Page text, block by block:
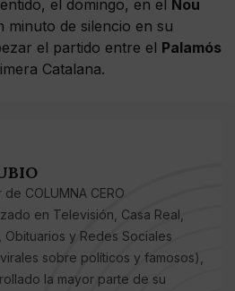
el domingo, en el Nou
minuto de silencio en su
el partido entre el Palamós
Catalana.
COLUMNA CERO
en Televisión, Casa Real,
Obituarios y Redes Sociales
sobre políticos y famosos),
la mayor parte de su